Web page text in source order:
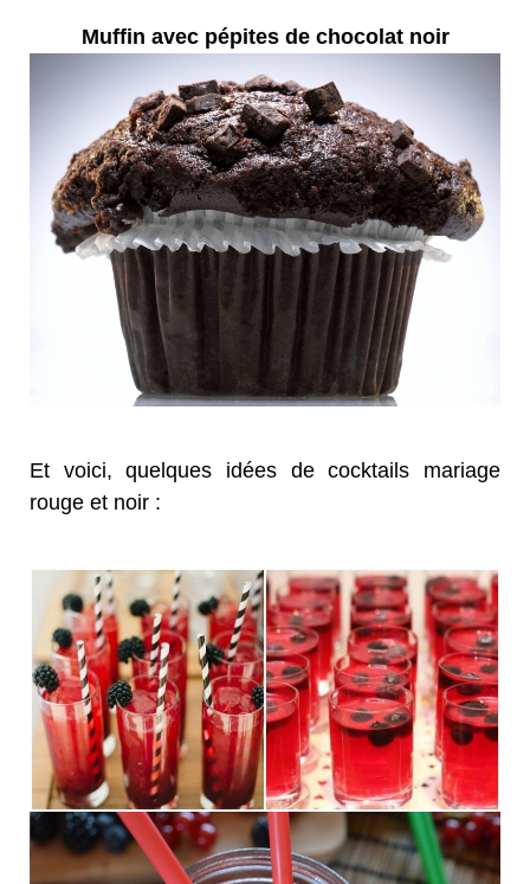
Muffin avec pépites de chocolat noir
Et voici, quelques idées de cocktails mariage
rouge et noir :